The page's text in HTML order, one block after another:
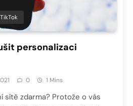
TikTok
personalizaci
0 1 Mins
sítě zdarma? Protože o vás